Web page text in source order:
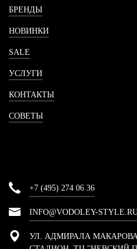
БРЕНДЫ
НОВИНКИ
SALE
УСЛУГИ
КОНТАКТЫ
СОВЕТЫ
+7 (495) 274 06 36
INFO@VODOLEY-
УЛ. АДМИРАЛА